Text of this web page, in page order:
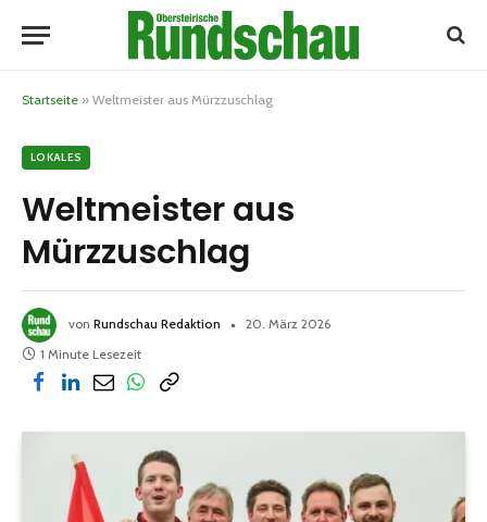
Startseite » Weltmeister aus Mürzzuschlag
LOKALES
Weltmeister aus
Mürzzuschlag
von Rundschau Redaktion
20. März 2026
1 Minute Lesezeit